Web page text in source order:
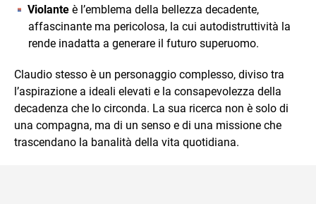
Violante è l’emblema della bellezza decadente,
affascinante ma pericolosa, la cui autodistruttività la
rende inadatta a generare il futuro superuomo.
Claudio stesso è un personaggio complesso, diviso tra
l’aspirazione a ideali elevati e la consapevolezza della
decadenza che lo circonda. La sua ricerca non è solo di
una compagna, ma di un senso e di una missione che
trascendano la banalità della vita quotidiana.